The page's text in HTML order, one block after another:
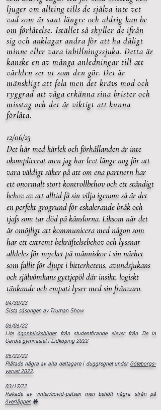
ljuger om allting tills de själva inte vet
vad som är sant längre och aldrig kan be
om förlåtelse. Istället så skyller de ifrån
sig och anklagar andra för att ha dåligt
minne eller vara inbillningssjuka. Detta är
kanske en av många anledningar till att
världen ser ut som den gör. Det är
mänskligt att fela men det krävs mod och
ryggrad att våga erkänna sina brister och
misstag och det är viktigt att kunna
förlåta.
12/06/23
Det här med kärlek och förhållanden är inte
okomplicerat men jag har levt länge nog för att
vara väldigt säker på att om ena partnern har
ett onormalt stort kontrollbehov och ett ständigt
behov av att alltid få sin vilja igenom så är det
en perfekt grogrund för eskalerande bråk och
tjafs som tar död på känslorna. Liksom när det
är omöjligt att kommunicera med någon som
har ett extremt bekräftelsebehov och lyssnar
alldeles för mycket på människor i sin närhet
som fallit för djupt i bitterhetens, avundsjukans
och självömkans gyttjepöl där insikt, logiskt
tänkande och empati lyser med sin frånvaro.
04/30/23
Sista säsongen av Truman Show
06/06/22
Lite ögonblicksbilderfrån studentfirande elever från De la
Gardie gymnasiet i Lidköping 2022
05/22/22
Plåtade några av alla deltagare i duggregnet underGöteborgs-
varvet 2022.
03/17/22
Rakade av vinter/covid-pälsen men behöll några strån på
överläppen🤟